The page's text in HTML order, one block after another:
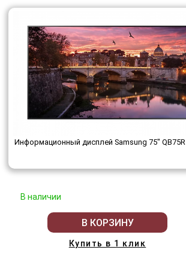
Информационный дисплей Samsung 75" QB75R
В наличии
В КОРЗИНУ
Купить в 1 клик